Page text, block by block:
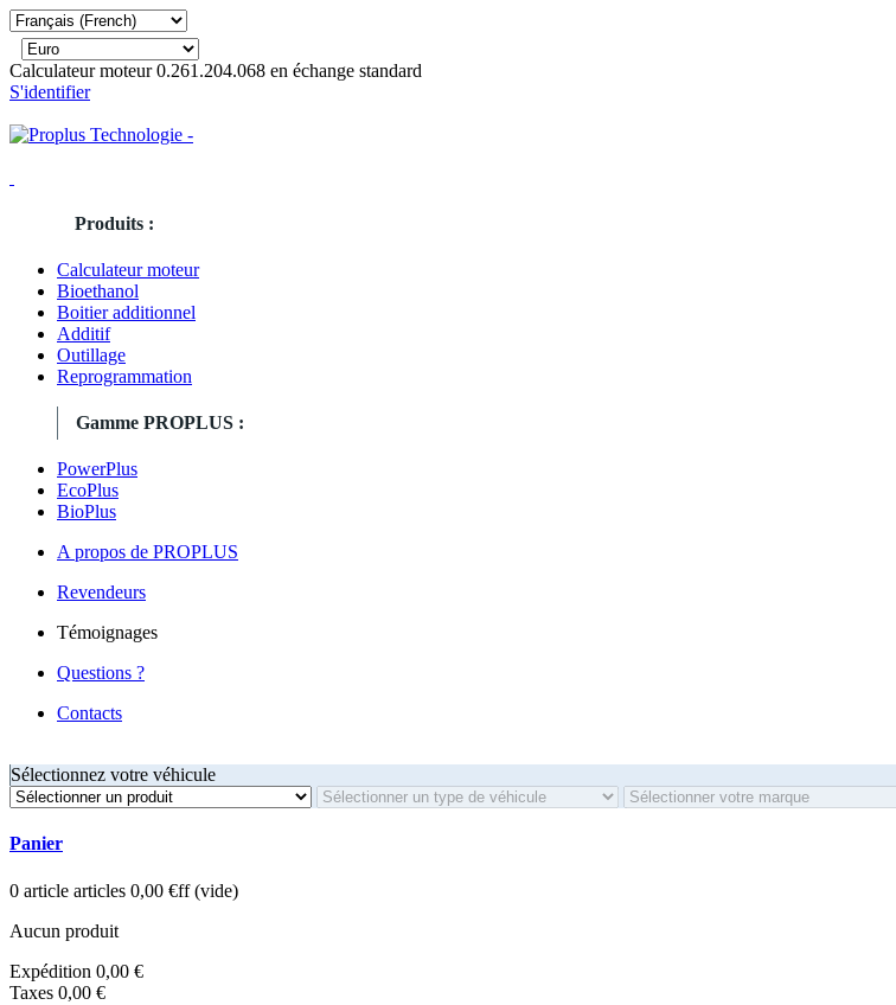
Calculateur moteur 0.261.204.068 en échange standard
S'identifier
Produits :
Calculateur moteur
Bioethanol
Boitier additionnel
Additif
Outillage
Reprogrammation
Gamme PROPLUS :
PowerPlus
EcoPlus
BioPlus
A propos de PROPLUS
Revendeurs
Témoignages
Questions ?
Contacts
Sélectionnez votre véhicule
Panier
0 article articles 0,00 €ff (vide)
Aucun produit
Expédition 0,00 €
Taxes 0,00 €